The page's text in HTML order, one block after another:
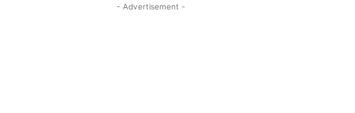
- Advertisement -